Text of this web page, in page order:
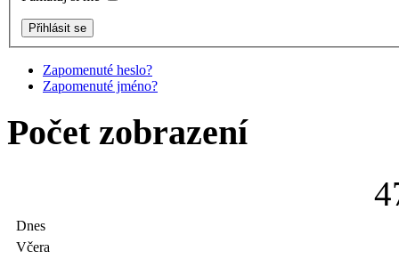
Zapomenuté heslo?
Zapomenuté jméno?
Počet zobrazení
4
Dnes
Včera